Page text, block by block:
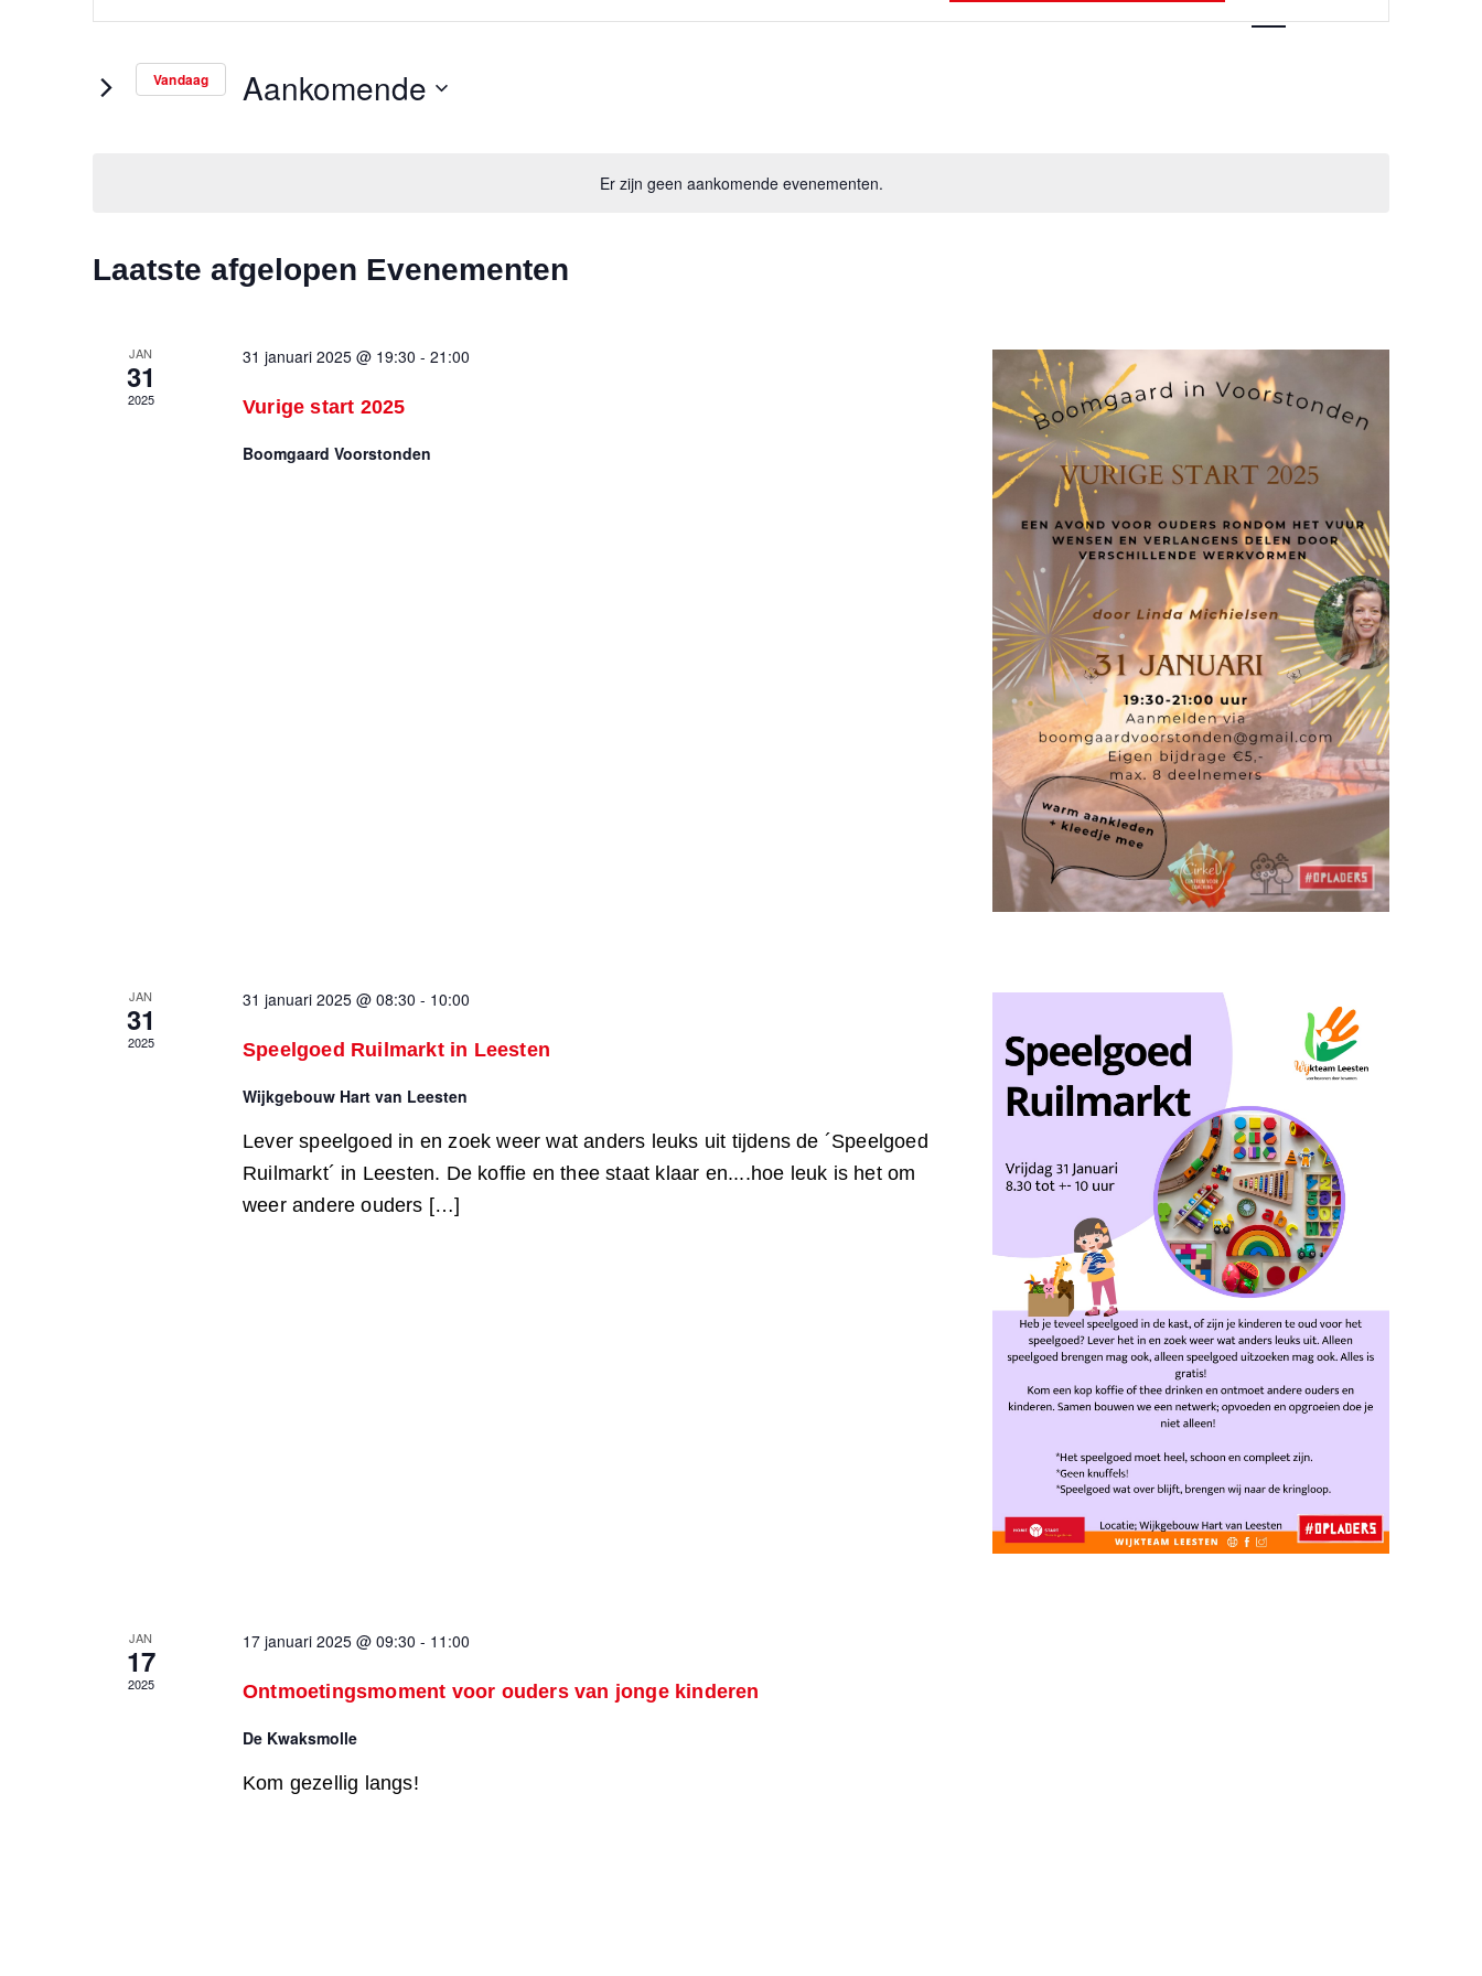
Er zijn geen aankomende evenementen.
en
navigatie
Zoek
Vandaag Aankomende
Laatste afgelopen Evenementen
JAN
31
2025
31 januari 2025 @ 19:30 - 21:00
Vurige start 2025
Boomgaard Voorstonden
JAN
31
2025
31 januari 2025 @ 08:30 - 10:00
Speelgoed Ruilmarkt in Leesten
Wijkgebouw Hart van Leesten
Lever speelgoed in en zoek weer wat anders leuks uit tijdens de ´Speelgoed
Ruilmarkt´ in Leesten. De koffie en thee staat klaar en....hoe leuk is het om
weer andere ouders […]
JAN
17
2025
17 januari 2025 @ 09:30 - 11:00
Ontmoetingsmoment voor ouders van jonge kinderen
De Kwaksmolle
Kom gezellig langs!